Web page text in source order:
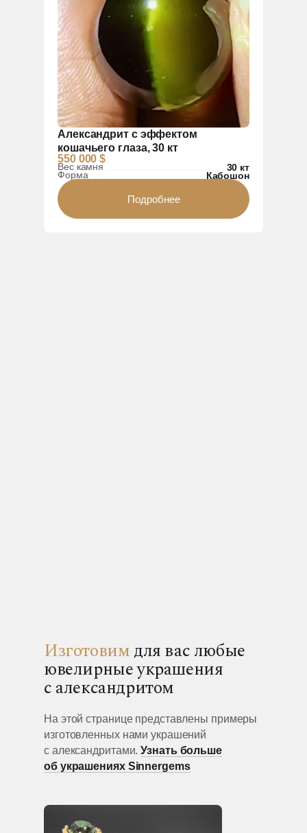
Александрит с эффектом
кошачьего глаза, 30 кт
550 000 $
Вес камня 30 кт
Форма Кабошон
Подробнее
Изготовимдля вас любые
ювелирные украшения
с александритом
На этой странице представлены примеры
изготовленных нами украшений
с александритами.Узнать больше
об украшениях Sinnergems